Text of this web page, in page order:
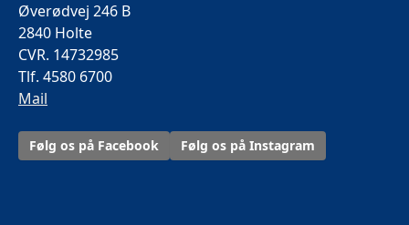
Øverødvej 246 B
2840 Holte
CVR. 14732985
Tlf. 4580 6700
Mail
Følg os på Facebook Følg os på Instagram